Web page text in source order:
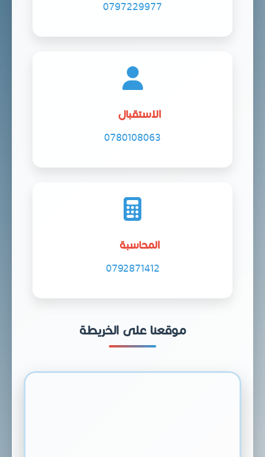
0797229977
الاستقبال
0780108063
المحاسبة
0792871412
موقعنا على الخريطة